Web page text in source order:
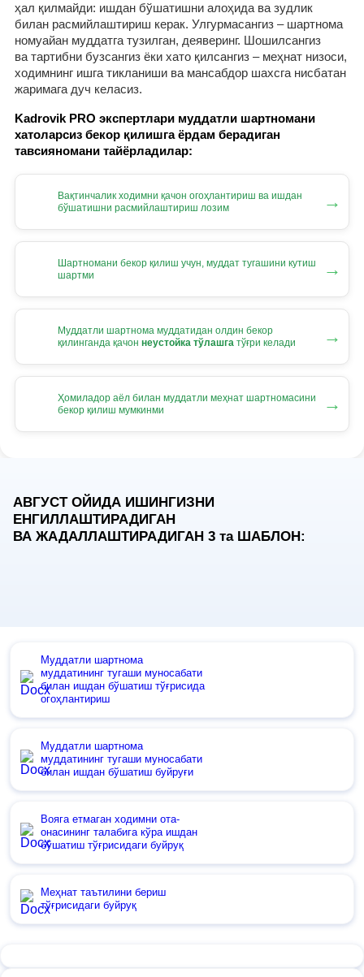
ҳал қилмайди: ишдан бўшатишни алоҳида ва зудлик
билан расмийлаштириш керак. Улгурмасангиз – шартнома
номуайан муддатга тузилган, деяверинг. Шошилсангиз
ва тартибни бузсангиз ёки хато қилсангиз – меҳнат низоси,
ходимнинг ишга тикланиши ва мансабдор шахсга нисбатан
жаримага дуч келасиз.
Kadrovik PRO экспертлари муддатли шартномани
хатоларсиз бекор қилишга ёрдам берадиган
тавсияномани тайёрладилар:
Вақтинчалик ходимни қачон огоҳлантириш ва ишдан
бўшатишни расмийлаштириш лозим
→
Шартномани бекор қилиш учун, муддат тугашини кутиш
шартми
→
Муддатли шартнома муддатидан олдин бекор
қилинганда қачон неустойка тўлашга тўғри келади →
Ҳомиладор аёл билан муддатли меҳнат шартномасини
бекор қилиш мумкинми
→
АВГУСТ ОЙИДА ИШИНГИЗНИ
ЕНГИЛЛАШТИРАДИГАН
ВА ЖАДАЛЛАШТИРАДИГАН 3 таШАБЛОН:
Муддатли шартнома
муддатининг тугаши муносабати
билан ишдан бўшатиш тўғрисида
огоҳлантириш
Муддатли шартнома
муддатининг тугаши муносабати
билан ишдан бўшатиш буйруғи
Вояга етмаган ходимни ота-
онасининг талабига кўра ишдан
бўшатиш тўғрисидаги буйруқ
Меҳнат таътилини бериш
тўғрисидаги буйруқ